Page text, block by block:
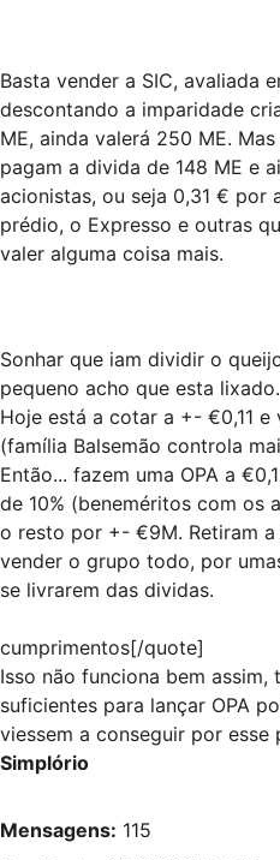
Basta vender a SIC, avaliada
descontando a imparidade
ME, ainda valerá 250 ME.
pagam a divida de 148 ME e
acionistas, ou seja 0,31 € por
prédio, o Expresso e outras
valer alguma coisa mais.
Sonhar que iam dividir o
pequeno acho que esta lixado.
Hoje está a cotar a +- €0,11
(família Balsemão controla
Então... fazem uma OPA a
de 10% (beneméritos com os
o resto por +- €9M. Retiram
vender o grupo todo, por
se livrarem das dividas.
cumprimentos[/quote]
Isso não funciona bem assim,
suficientes para lançar OPA
viessem a conseguir por esse
Simplório
Mensagens: 115